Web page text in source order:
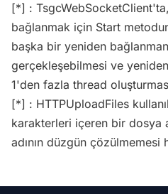
[*] :
bağlanmak için Start
başka bir yeniden
gerçekleşebilmesi ve
1'den fazla thread
[*] : HTTPUploadFiles
karakterleri içeren bir dosya
adının düzgün çözülmemesi